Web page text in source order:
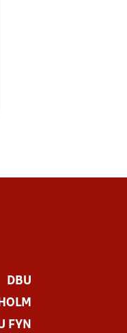
- Danmark 4-2
DBU
FYN